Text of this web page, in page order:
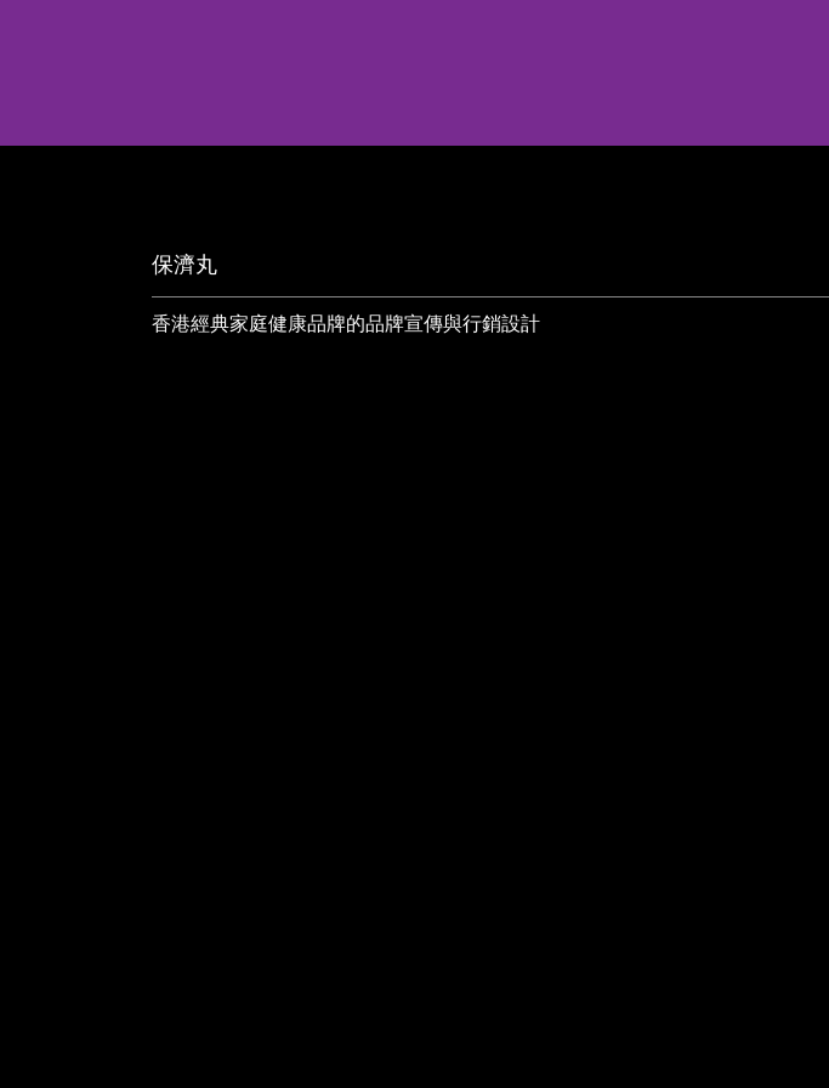
保濟丸
香港經典家庭健康品牌的品牌宣傳與行銷設計